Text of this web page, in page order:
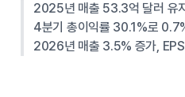
2025년 매출 53.3억 달러 유
4분기 총이익률 30.1%로
2026년 매출 3.5% 증가,